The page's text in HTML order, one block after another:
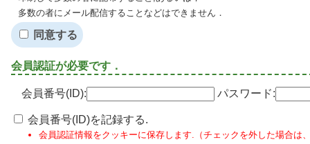
多数の者にメール配信することなどはできません．
同意する
会員認証が必要です．
会員番号(ID): パスワード:
会員番号(ID)を記録する.
会員認証情報をクッキーに保存します.（チェックを外した場合は